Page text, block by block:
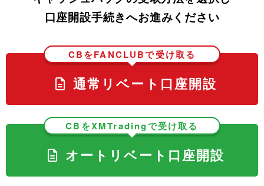
口座開設手続きへお進みください
CBをFANCLUBで受け取る
通常リベート口座開設
CBをXMTradingで受け取る
オートリベート口座開設